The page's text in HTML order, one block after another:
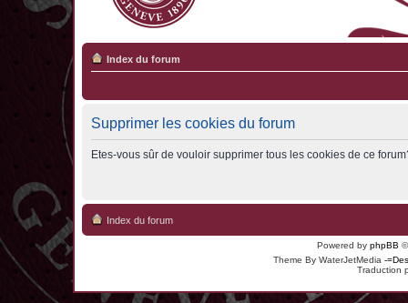
Index du forum
Supprimer les cookies du forum
Etes-vous sûr de vouloir supprimer tous les cookies de ce
Index du forum
Powered by phpBB
Theme By WaterJetMedia -
Traduction